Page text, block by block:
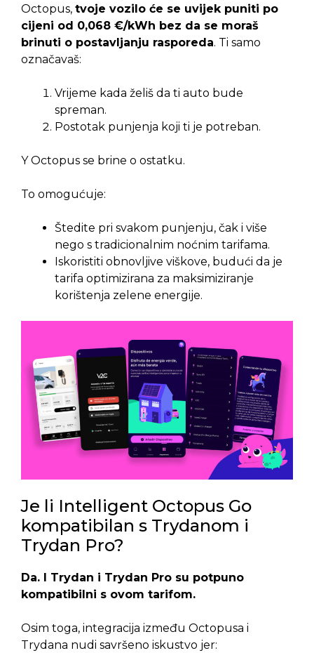
Octopus, tvoje vozilo će se uvijek puniti po
cijeni od 0,068 €/kWh bez da se moraš
brinuti o postavljanju rasporeda. Ti samo
označavaš:
Vrijeme kada želiš da ti auto bude
spreman.
Postotak punjenja koji ti je potreban.
Y Octopus se brine o ostatku.
To omogućuje:
Štedite pri svakom punjenju, čak i više
nego s tradicionalnim noćnim tarifama.
Iskoristiti obnovljive viškove, budući da je
tarifa optimizirana za maksimiziranje
korištenja zelene energije.
Je li Intelligent Octopus Go
kompatibilan s Trydanom i
Trydan Pro?
Da. I Trydan i Trydan Pro su potpuno
kompatibilni s ovom tarifom.
Osim toga, integracija između Octopusa i
Trydana nudi savršeno iskustvo jer: